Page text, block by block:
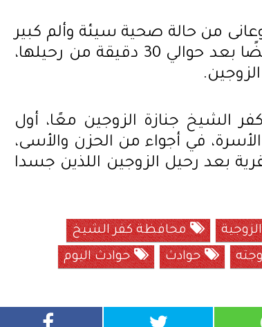
وعانى من حالة صحية سيئة وألم كبير
نتيجة فراقها، وبشكل مفاجئ، توفي أيضًا بعد حوالي 30 دقيقة من رحيلها،
الشيخ جنازة الزوجين معًا، أول
في أجواء من الحزن والأسى،
بعد رحيل الزوجين اللذين جسدا
محافظة كفر الشيخ
حوادث
حوادث اليوم